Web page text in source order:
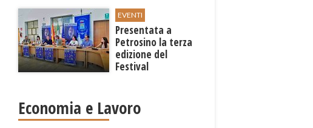
EVENTI
Presentata a
Petrosino la terza
edizione del
Festival
"Voci dal
Mediterraneo"
Economia e Lavoro